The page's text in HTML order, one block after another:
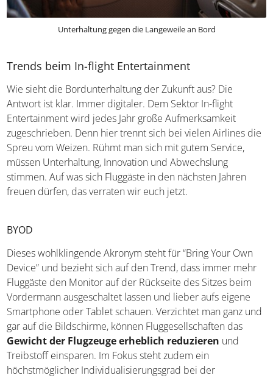
Unterhaltung gegen die Langeweile an Bord
Trends beim In-flight Entertainment
Wie sieht die Bordunterhaltung der Zukunft aus? Die
Antwort ist klar. Immer digitaler. Dem Sektor In-flight
Entertainment wird jedes Jahr große Aufmerksamkeit
zugeschrieben. Denn hier trennt sich bei vielen Airlines die
Spreu vom Weizen. Rühmt man sich mit gutem Service,
müssen Unterhaltung, Innovation und Abwechslung
stimmen. Auf was sich Fluggäste in den nächsten Jahren
freuen dürfen, das verraten wir euch jetzt.
BYOD
Dieses wohlklingende Akronym steht für “Bring Your Own
Device” und bezieht sich auf den Trend, dass immer mehr
Fluggäste den Monitor auf der Rückseite des Sitzes beim
Vordermann ausgeschaltet lassen und lieber aufs eigene
Smartphone oder Tablet schauen. Verzichtet man ganz und
gar auf die Bildschirme, können Fluggesellschaften das
Gewicht der Flugzeuge erheblich reduzieren und
Treibstoff einsparen. Im Fokus steht zudem ein
höchstmöglicher Individualisierungsgrad bei der